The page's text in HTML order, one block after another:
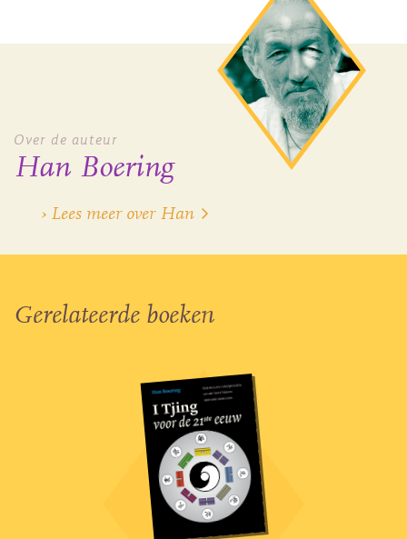
Over de auteur
Han Boering
› Lees meer over Han
Gerelateerde boeken